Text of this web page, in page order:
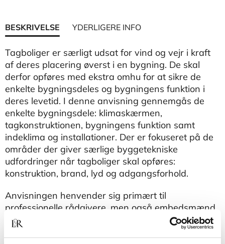
BESKRIVELSE YDERLIGERE INFO
Tagboliger er særligt udsat for vind og vejr i kraft
af deres placering øverst i en bygning. De skal
derfor opføres med ekstra omhu for at sikre de
enkelte bygningsdeles og bygningens funktion i
deres levetid. I denne anvisning gennemgås de
enkelte bygningsdele: klimaskærmen,
tagkonstruktionen, bygningens funktion samt
indeklima og installationer. Der er fokuseret på de
områder der giver særlige byggetekniske
udfordringer når tagboliger skal opføres:
konstruktion, brand, lyd og adgangsforhold.
Anvisningen henvender sig primært til
professionelle rådgivere, men også embedsmænd
og professionelle bygningsejere kan med fordel